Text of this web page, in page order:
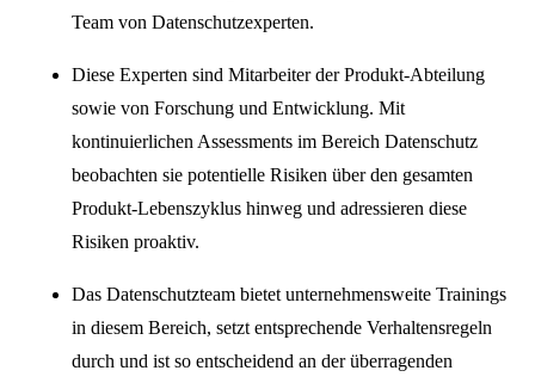
Team von Datenschutzexperten.
Diese Experten sind Mitarbeiter der Produkt-Abteilung
sowie von Forschung und Entwicklung. Mit
kontinuierlichen Assessments im Bereich Datenschutz
beobachten sie potentielle Risiken über den gesamten
Produkt-Lebenszyklus hinweg und adressieren diese
Risiken proaktiv.
Das Datenschutzteam bietet unternehmensweite Trainings
in diesem Bereich, setzt entsprechende Verhaltensregeln
durch und ist so entscheidend an der überragenden